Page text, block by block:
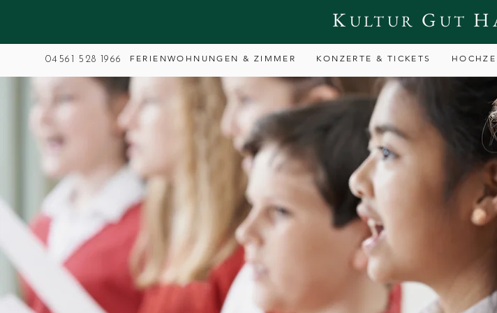
04561 528 1966
K ULTUR G UT H
FERIENWOHNUNGEN & ZIMMER KONZERTE & TICKETS